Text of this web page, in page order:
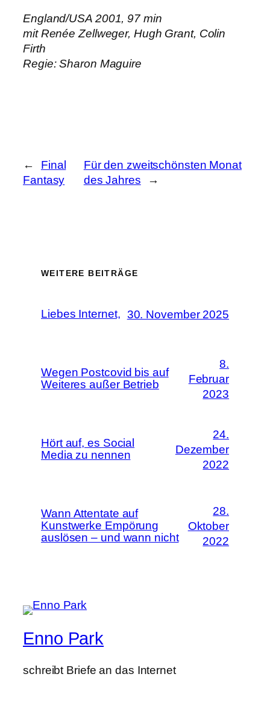
England/USA 2001, 97 min
mit Renée Zellweger, Hugh Grant, Colin
Firth
Regie: Sharon Maguire
←
Final
Fantasy
Für den zweitschönsten Monat
des Jahres
→
WEITERE BEITRÄGE
Liebes Internet, 30. November 2025
Wegen Postcovid bis auf
Weiteres außer Betrieb
8.
Februar
2023
Hört auf, es Social
Media zu nennen
24.
Dezember
2022
Wann Attentate auf
Kunstwerke Empörung
auslösen – und wann nicht
28.
Oktober
2022
Enno Park
schreibt Briefe an das Internet